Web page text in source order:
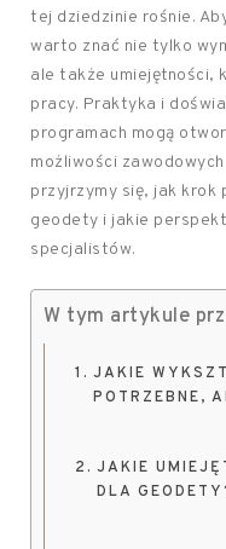
tej dziedzinie rośnie.
warto znać nie tylko
ale także umiejętności,
pracy. Praktyka i
programach mogą
możliwości
przyjrzymy się, jak krok
geodety i jakie
specjalistów.
W tym artykule
JAKIE
POTRZEBNE,
JAKIE
DLA